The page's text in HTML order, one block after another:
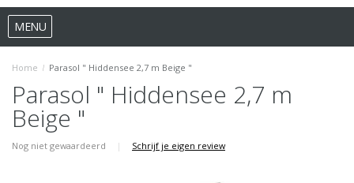
MENU
Home / Parasol " Hiddensee 2,7 m Beige "
Parasol " Hiddensee 2,7 m
Beige "
Nog niet gewaardeerd | Schrijf je eigen review